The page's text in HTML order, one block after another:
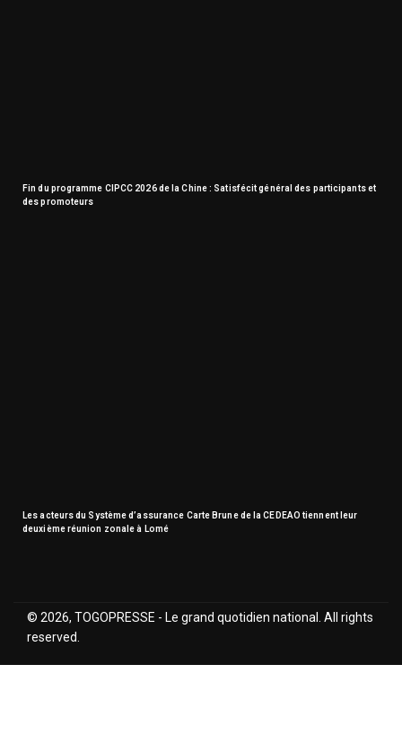
Fin du programme CIPCC 2026 de la Chine : Satisfécit général des participants et
des promoteurs
Les acteurs du Système d’assurance Carte Brune de la CEDEAO tiennent leur
deuxième réunion zonale à Lomé
© 2026, TOGOPRESSE - Le grand quotidien national. All rights
reserved.